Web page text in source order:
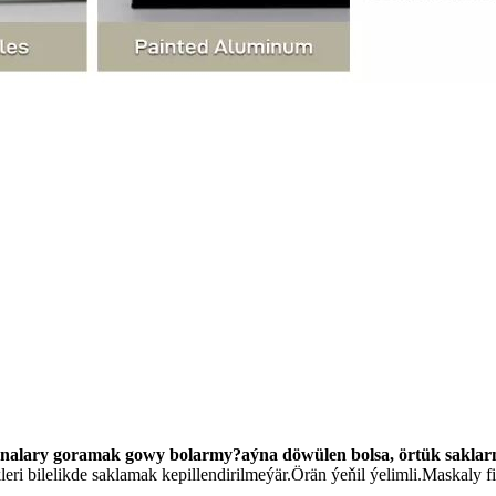
goramak gowy bolarmy?aýna döwülen bolsa, örtük
bilelikde saklamak kepillendirilmeýär.Örän ýeňil ýelimli.Maskaly